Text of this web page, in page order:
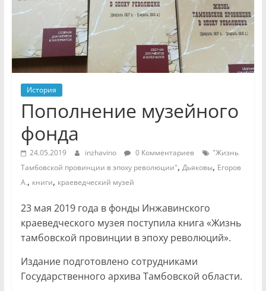
История
Пополнение музейного
фонда
24.05.2019 inzhavino 0 Комментариев
"Жизнь
Тамбовской провинции в эпоху революции", Дьяковы, Егоров
А., книги, краеведческий музей
23 мая 2019 года в фонды Инжавинского
краеведческого музея поступила книга «Жизнь
тамбовской провинции в эпоху революций».
Издание подготовлено сотрудниками
Государственного архива Тамбовской области.